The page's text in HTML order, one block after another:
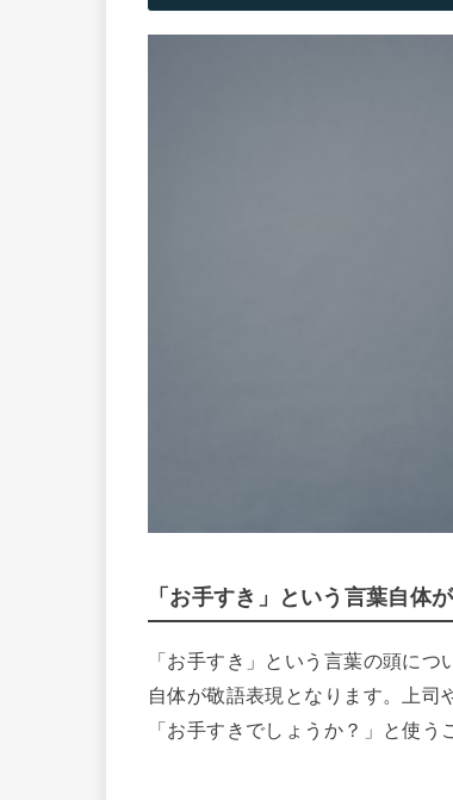
「お手すき」という言葉自体
「お手すき」という言葉の頭に
自体が敬語表現となります。上
「お手すきでしょうか？」と使う